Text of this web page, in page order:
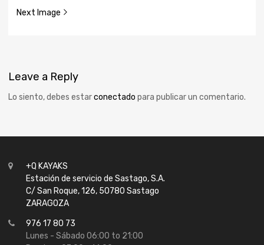
Next Image
Leave a Reply
Lo siento, debes estarconectado para publicar un comentario.
+Q KAYAKS
Estación de servicio de Sastago, S.A.
C/ San Roque, 126, 50780 Sastago
ZARAGOZA
976 17 80 73
Lunes - Sábado 06:00 to 21:00